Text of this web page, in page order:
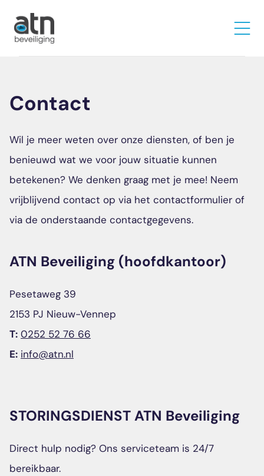
Contact
Wil je meer weten over onze diensten, of ben je
benieuwd wat we voor jouw situatie kunnen
betekenen? We denken graag met je mee! Neem
vrijblijvend contact op via het contactformulier of
via de onderstaande contactgegevens.
ATN Beveiliging (hoofdkantoor)
Pesetaweg 39
2153 PJ Nieuw-Vennep
T: 0252 52 76 66
E: info@atn.nl
STORINGSDIENST ATN Beveiliging
Direct hulp nodig? Ons serviceteam is 24/7
bereikbaar.